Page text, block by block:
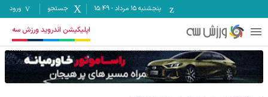
پنجشنبه ۱۵ مرداد -
15:49 جستجو ورود
اپلیکیشن اندروید ورزش سه